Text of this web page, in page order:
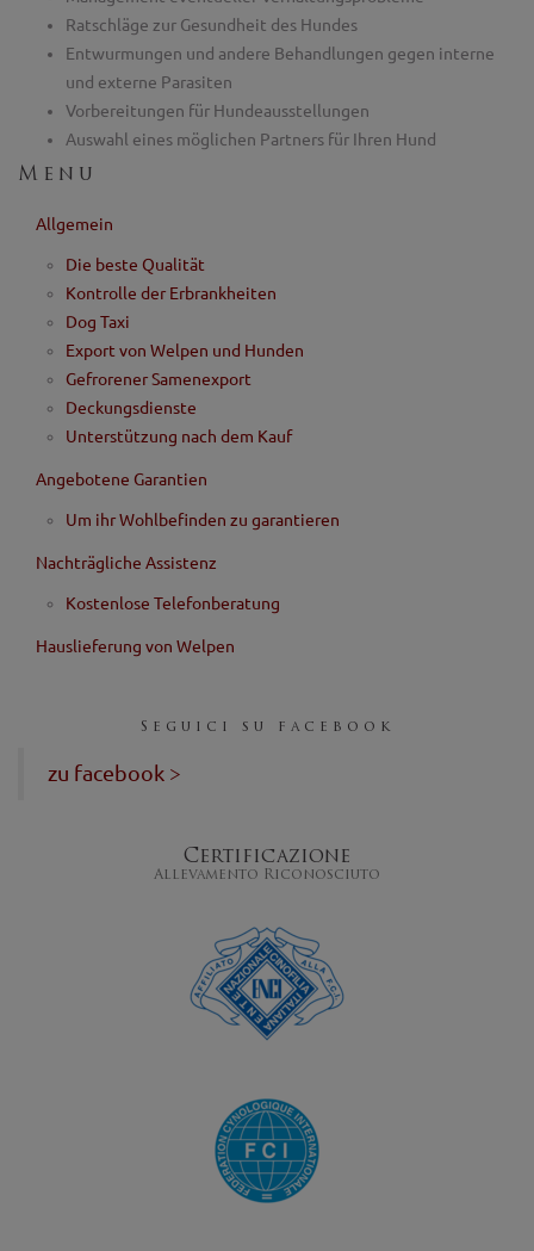
Ratschläge zur Gesundheit des Hundes
Entwurmungen und andere Behandlungen gegen interne
und externe Parasiten
Vorbereitungen für Hundeausstellungen
Auswahl eines möglichen Partners für Ihren Hund
Menu
Allgemein
Die beste Qualität
Kontrolle der Erbrankheiten
Dog Taxi
Export von Welpen und Hunden
Gefrorener Samenexport
Deckungsdienste
Unterstützung nach dem Kauf
Angebotene Garantien
Um ihr Wohlbefinden zu garantieren
Nachträgliche Assistenz
Kostenlose Telefonberatung
Hauslieferung von Welpen
Seguici su facebook
zu facebook >
Certificazione
Allevamento Riconosciuto